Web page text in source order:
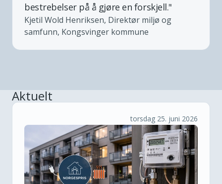
bestrebelser på å gjøre en forskjell."
Kjetil Wold Henriksen, Direktør miljø og
samfunn, Kongsvinger kommune
Aktuelt
torsdag 25. juni 2026